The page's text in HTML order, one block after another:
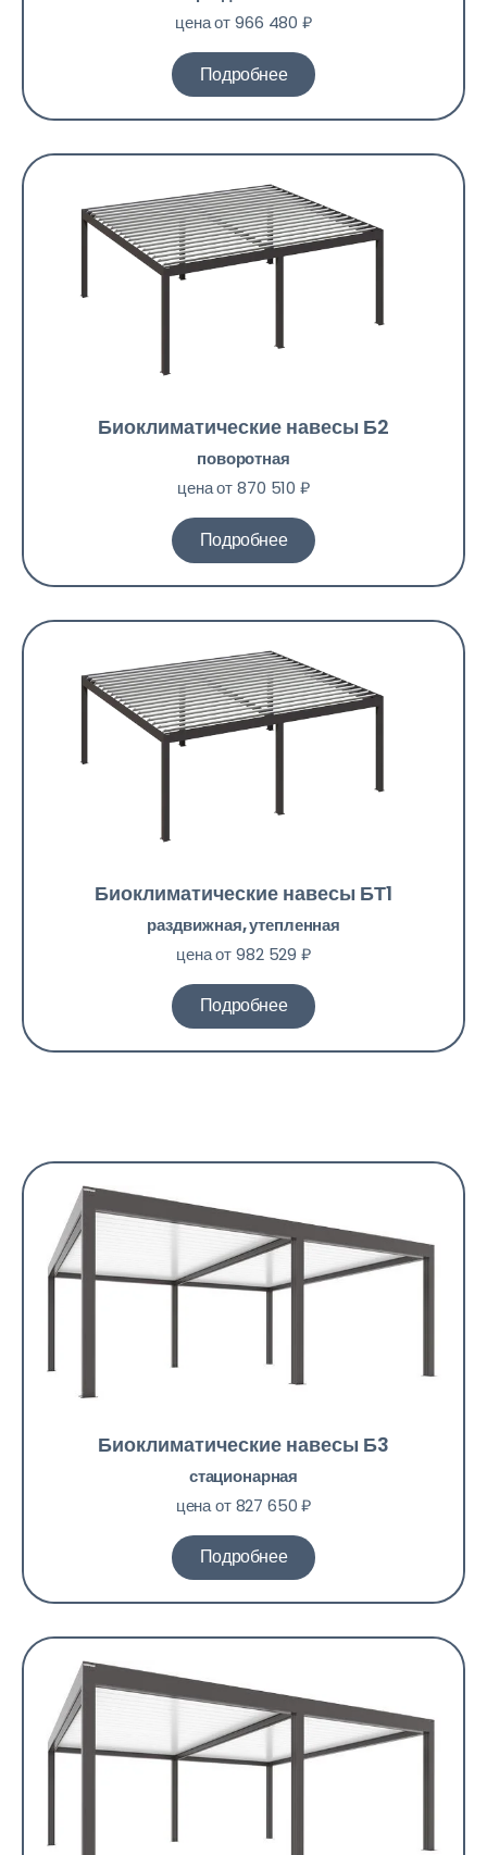
цена от 966 480 ₽
Подробнее
Биоклиматические навесы Б2
поворотная
цена от 870 510 ₽
Подробнее
Биоклиматические навесы БТ1
раздвижная, утепленная
цена от 982 529 ₽
Подробнее
Биоклиматические навесы Б3
стационарная
цена от 827 650 ₽
Подробнее